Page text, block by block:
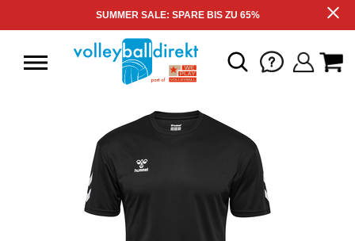
SUMMER SALE: SPARE BIS ZU 65%